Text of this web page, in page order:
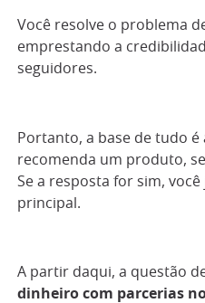
Você resolve o problema
emprestando a
seguidores.
Portanto, a base de tudo é
recomenda um produto,
Se a resposta for sim,
principal.
A partir daqui, a questão
dinheiro com parcerias